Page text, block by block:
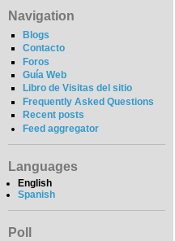
Navigation
Blogs
Contacto
Foros
Guía Web
Libro de Visitas del sitio
Frequently Asked Questions
Recent posts
Feed aggregator
Languages
English
Spanish
Poll